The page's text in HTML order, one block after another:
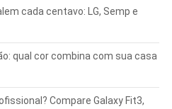
cada centavo: LG, Semp e
qual cor combina com sua casa
Compare Galaxy Fit3,